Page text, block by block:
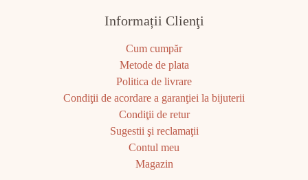
Informații Clienţi
Cum cumpăr
Metode de plata
Politica de livrare
Condiţii de acordare a garanţiei la bijuterii
Condiţii de retur
Sugestii şi reclamaţii
Contul meu
Magazin